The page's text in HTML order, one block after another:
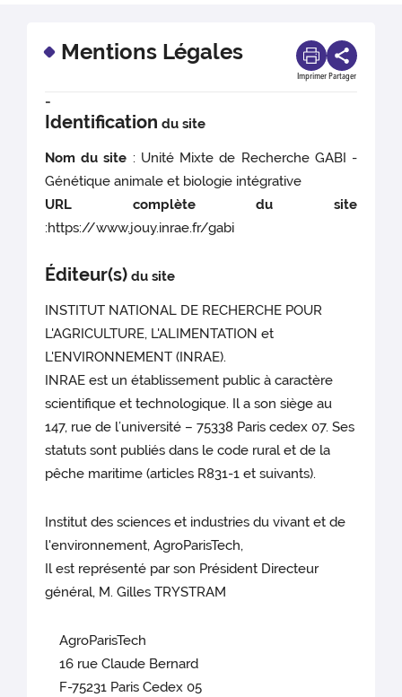
Mentions Légales
Imprimer Partager
-
Identification du site
Nom du site : Unité Mixte de Recherche GABI -
Génétique animale et biologie intégrative
URL complète du site
:https://www.jouy.inrae.fr/gabi
Éditeur(s) du site
INSTITUT NATIONAL DE RECHERCHE POUR
L'AGRICULTURE, L'ALIMENTATION et
L'ENVIRONNEMENT (INRAE).
INRAE est un établissement public à caractère
scientifique et technologique. Il a son siège au
147, rue de l’université – 75338 Paris cedex 07. Ses
statuts sont publiés dans le code rural et de la
pêche maritime (articles R831-1 et suivants).
Institut des sciences et industries du vivant et de
l'environnement, AgroParisTech,
Il est représenté par son Président Directeur
général, M. Gilles TRYSTRAM
AgroParisTech
16 rue Claude Bernard
F-75231 Paris Cedex 05